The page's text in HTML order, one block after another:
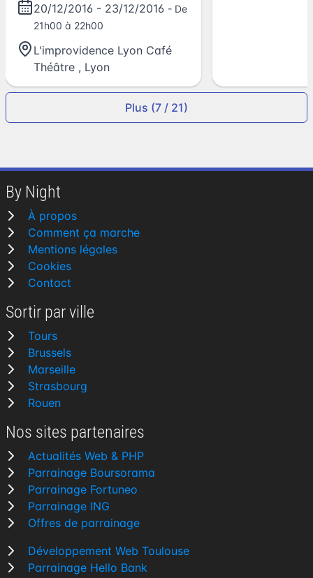
20/12/2016 - 23/12/2016 - De
21h00 à 22h00
L'improvidence Lyon Café
Théâtre , Lyon
Plus (7 / 21)
By Night
À propos
Comment ça marche
Mentions légales
Cookies
Contact
Sortir par ville
Tours
Brussels
Marseille
Strasbourg
Rouen
Nos sites partenaires
Actualités Web & PHP
Parrainage Boursorama
Parrainage Fortuneo
Parrainage ING
Offres de parrainage
Développement Web Toulouse
Parrainage Hello Bank